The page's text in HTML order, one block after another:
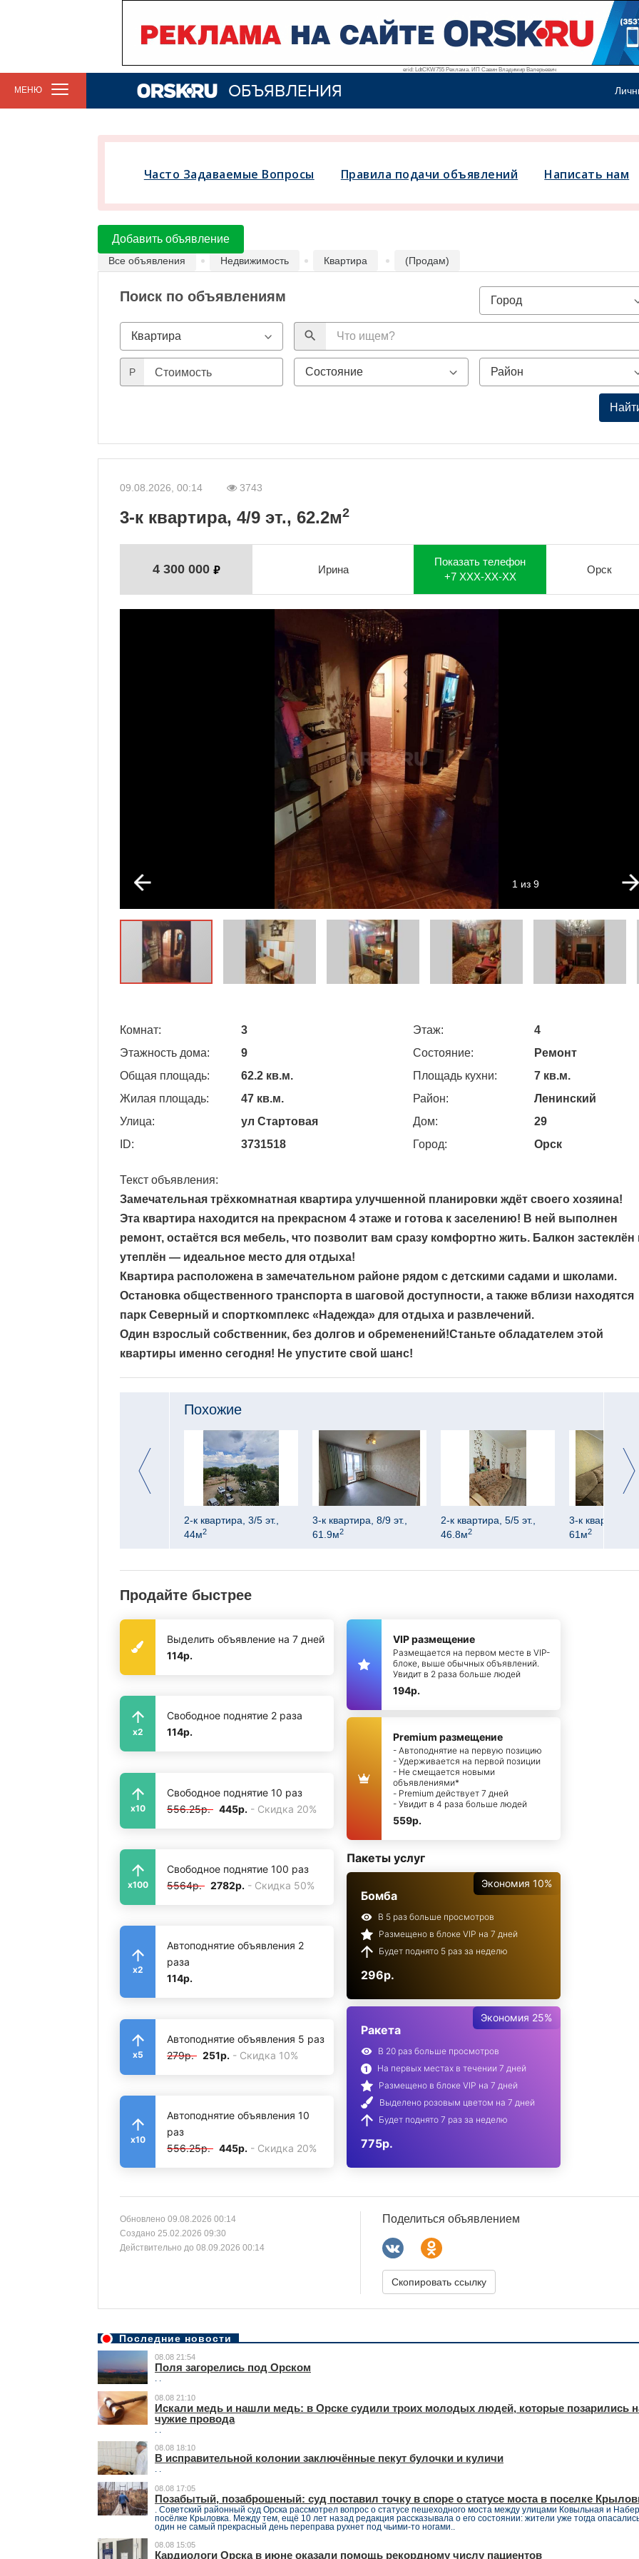
erid: LdtCKW755 Реклама. ИП Савин Владимир Валерьевич
МЕНЮ ОБЪЯВЛЕНИЯ
Часто Задаваемые Вопросы Правила подачи объявлений Написать нам
Добавить объявление
Все объявления Недвижимость Квартира (Продам)
Поиск по объявлениям
search
P Стоимость
09.08.2026, 00:14 3743
3-к квартира, 4/9 эт., 62.2м2
4 300 000 Ирина
Показать телефон
+7 XXX-XX-XX
Орск
1 из 9
Комнат: 3 Этаж:
4
Этажность дома:
9 Состояние:
Ремонт
Общая площадь:
62.2 кв.м. Площадь кухни:
7 кв.м.
Жилая площадь:
47 кв.м. Район:
Ленинский
Улица:
ул Стартовая Дом:
29
ID:
3731518 Город: Орск
Текст объявления:
Замечательная трёхкомнатная квартира улучшенной планировки ждёт своего хозяина!
Эта квартира находится на прекрасном 4 этаже и готова к заселению! В ней выполнен
ремонт, остаётся вся мебель, что позволит вам сразу комфортно жить. Балкон застеклён
утеплён — идеальное место для отдыха!
Квартира расположена в замечательном районе рядом с детскими садами и школами.
Остановка общественного транспорта в шаговой доступности, а также вблизи находятся
парк Северный и спорткомплекс «Надежда» для отдыха и развлечений.
Один взрослый собственник, без долгов и обременений!Станьте обладателем этой
квартиры именно сегодня! Не упустите свой шанс!
Похожие
2-к квартира, 3/5 эт.,
44м2
3-к квартира, 8/9 эт.,
61.9м2
2-к квартира, 5/5 эт.,
46.8м2
3-к квартира,
61м2
Продайте быстрее
Выделить объявление на 7 дней
114р.
x2
Свободное поднятие 2 раза
114р.
x10
Свободное поднятие 10 раз
556.25р. 445р. - Скидка 20%
x100
Свободное поднятие 100 раз
5564р. 2782р. - Скидка 50%
x2
Автоподнятие объявления 2
раза
114р.
x5
Автоподнятие объявления 5 раз
279р. 251р. - Скидка 10%
x10
Автоподнятие объявления 10
раз
556.25р. 445р. - Скидка 20%
VIP размещение
Размещается на первом месте в VIP-
блоке, выше обычных объявлений.
Увидит в 2 раза больше людей
194р.
Premium размещение
- Автоподнятие на первую позицию
- Удерживается на первой позиции
- Не смещается новыми
объявлениями*
- Premium действует 7 дней
- Увидит в 4 раза больше людей
559р.
Пакеты услуг
Экономия 10%
Бомба
В 5 раз больше просмотров
Размещено в блоке VIP на 7 дней
Будет поднято 5 раз за неделю
296р.
Экономия 25%
Ракета
В 20 раз больше просмотров
На первых местах в течении 7 дней
Размещено в блоке VIP на 7 дней
Выделено розовым цветом на 7 дней
Будет поднято 7 раз за неделю
775р.
Обновлено 09.08.2026 00:14
Создано 25.02.2026 09:30
Действительно до 08.09.2026 00:14
Поделиться объявлением
Скопировать ссылку
Последние новости
08.08 21:54
Поля загорелись под Орском
. .
08.08 21:10
Искали медь и нашли медь: в Орске судили троих молодых людей, которые позарились
чужие провода
. .
08.08 18:10
В исправительной колонии заключённые пекут булочки и куличи
. .
08.08 17:05
Позабытый, позаброшеный: суд поставил точку в споре о статусе моста в поселке
. Советский районный суд Орска рассмотрел вопрос о статусе пешеходного моста между улицами Ковыльная и
посёлке Крыловка. Между тем, ещё 10 лет назад редакция рассказывала о его состоянии: жители уже тогда
один не самый прекрасный день переправа рухнет под чьими-то ногами..
08.08 15:05
Кардиологи Орска в июне оказали помощь рекордному числу пациентов